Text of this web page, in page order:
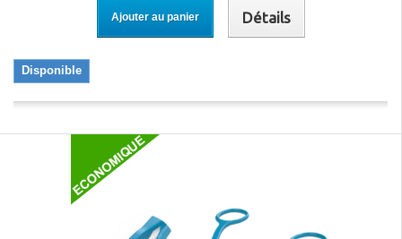
Ajouter au panier Détails
Disponible